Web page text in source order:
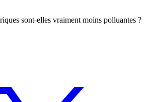
sont-elles vraiment moins polluantes ?